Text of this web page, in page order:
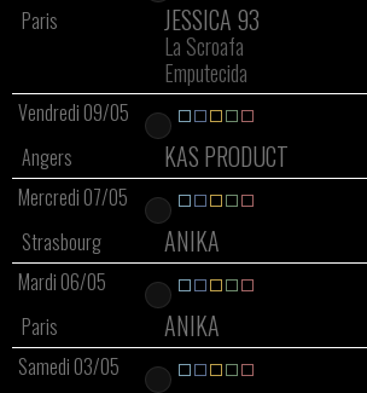
Paris
JESSICA 93
La Scroafa
Emputecida
Vendredi 09/05
Angers
KAS PRODUCT
Mercredi 07/05
Strasbourg
ANIKA
Mardi 06/05
Paris
ANIKA
Samedi 03/05